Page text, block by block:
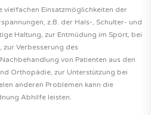
vielfachen Einsatzmöglichkeiten der
z.B. der Hals-, Schulter- und
Haltung, zur Entmüdung im Sport, bei
zur Verbesserung des
von Patienten aus den
Orthopädie, zur Unterstützung bei
anderen Problemen kann die
Abhilfe leisten.